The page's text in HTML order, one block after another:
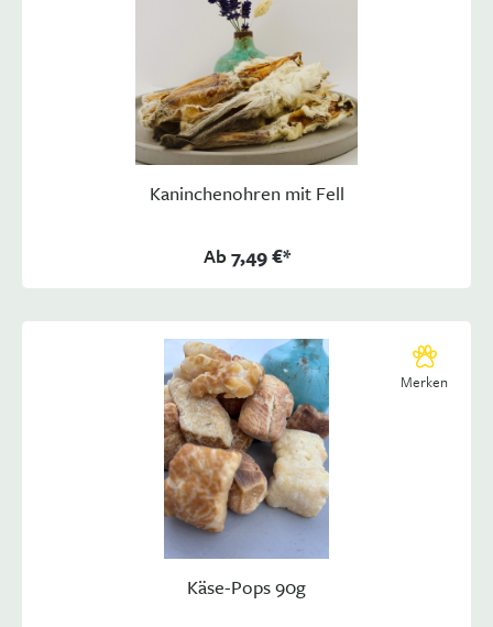
Kaninchenohren mit Fell
Ab7,49 €*
Merken
Käse-Pops 90g